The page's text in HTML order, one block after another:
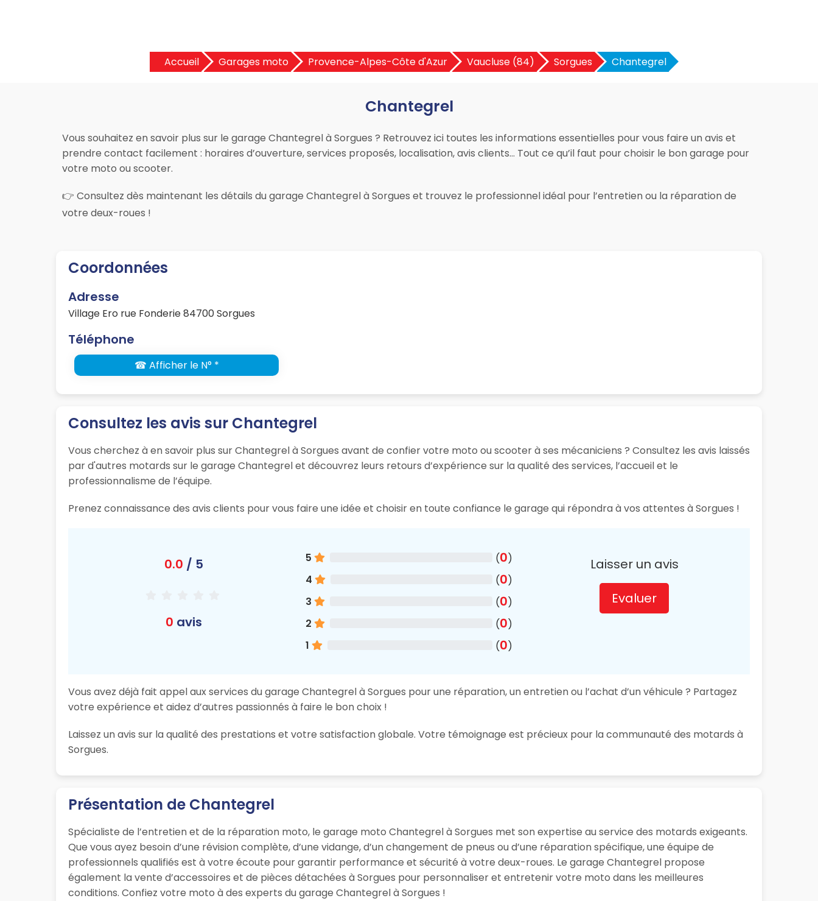
Accueil Garages moto Provence-Alpes-Côte d'Azur Vaucluse (84) Sorgues Chantegrel
Chantegrel
Vous souhaitez en savoir plus sur le garage Chantegrel à Sorgues ? Retrouvez ici toutes les informations essentielles pour vous faire un avis et
prendre contact facilement : horaires d’ouverture, services proposés, localisation, avis clients… Tout ce qu’il faut pour choisir le bon garage pour
votre moto ou scooter.
👉 Consultez dès maintenant les détails du garage Chantegrel à Sorgues et trouvez le professionnel idéal pour l’entretien ou la réparation de
votre deux-roues !
Coordonnées
Adresse
Village Ero rue Fonderie 84700 Sorgues
Téléphone
☎ Afficher le N° *
Consultez les avis sur Chantegrel
Vous cherchez à en savoir plus sur Chantegrel à Sorgues avant de confier votre moto ou scooter à ses mécaniciens ? Consultez les avis laissés
par d'autres motards sur le garage Chantegrel et découvrez leurs retours d’expérience sur la qualité des services, l’accueil et le
professionnalisme de l’équipe.
Prenez connaissance des avis clients pour vous faire une idée et choisir en toute confiance le garage qui répondra à vos attentes à Sorgues !
0.0 / 5
0 avis
5 (0)
4
(0)
3
(0)
2
(0)
1
(0)
Laisser un avis
Evaluer
Vous avez déjà fait appel aux services du garage Chantegrel à Sorgues pour une réparation, un entretien ou l’achat d’un véhicule ? Partagez
votre expérience et aidez d’autres passionnés à faire le bon choix !
Laissez un avis sur la qualité des prestations et votre satisfaction globale. Votre témoignage est précieux pour la communauté des motards à
Sorgues.
Présentation de Chantegrel
Spécialiste de l’entretien et de la réparation moto, le garage moto Chantegrel à Sorgues met son expertise au service des motards exigeants.
Que vous ayez besoin d’une révision complète, d’une vidange, d’un changement de pneus ou d’une réparation spécifique, une équipe de
professionnels qualifiés est à votre écoute pour garantir performance et sécurité à votre deux-roues. Le garage Chantegrel propose
également la vente d’accessoires et de pièces détachées à Sorgues pour personnaliser et entretenir votre moto dans les meilleures
conditions. Confiez votre moto à des experts du garage Chantegrel à Sorgues !